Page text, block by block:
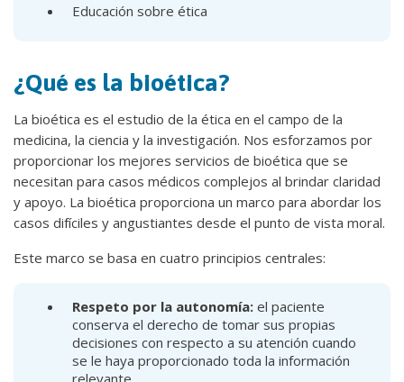
Educación sobre ética
¿Qué es la bioética?
La bioética es el estudio de la ética en el campo de la
medicina, la ciencia y la investigación. Nos esforzamos por
proporcionar los mejores servicios de bioética que se
necesitan para casos médicos complejos al brindar claridad
y apoyo. La bioética proporciona un marco para abordar los
casos difíciles y angustiantes desde el punto de vista moral.
Este marco se basa en cuatro principios centrales:
Respeto por la autonomía: el paciente
conserva el derecho de tomar sus propias
decisiones con respecto a su atención cuando
se le haya proporcionado toda la información
relevante.